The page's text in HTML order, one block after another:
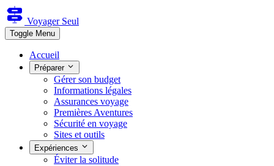
Voyager Seul
Toggle Menu
Accueil
Préparer
Gérer son budget
Informations légales
Assurances voyage
Premières Aventures
Sécurité en voyage
Sites et outils
Expériences
Éviter la solitude